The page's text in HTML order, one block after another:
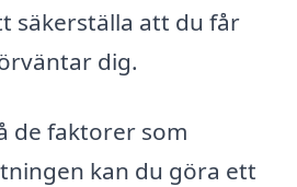
säkerställa att du får
dig.
de faktorer som
kan du göra ett